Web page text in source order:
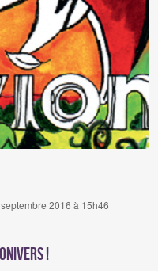
2016 à 15h46
!